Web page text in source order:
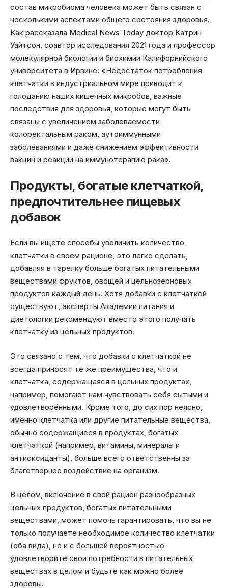
состав микробиома человека может быть связан с
несколькими аспектами общего состояния здоровья.
Как рассказала Medical News Today доктор Катрин
Уайтсон, соавтор исследования 2021 года и профессор
молекулярной биологии и биохимии Калифорнийского
университета в Ирвине: «Недостаток потребления
клетчатки в индустриальном мире приводит к
голоданию наших кишечных микробов, важные
последствия для здоровья, которые могут быть
связаны с увеличением заболеваемости
колоректальным раком, аутоиммунными
заболеваниями и даже снижением эффективности
вакцин и реакции на иммунотерапию рака».
Продукты, богатые клетчаткой,
предпочтительнее пищевых
добавок
Если вы ищете способы увеличить количество
клетчатки в своем рационе, это легко сделать,
добавляя в тарелку больше богатых питательными
веществами фруктов, овощей и цельнозерновых
продуктов каждый день. Хотя добавки с клетчаткой
существуют, эксперты Академии питания и
диетологии рекомендуют вместо этого получать
клетчатку из цельных продуктов.
Это связано с тем, что добавки с клетчаткой не
всегда приносят те же преимущества, что и
клетчатка, содержащаяся в цельных продуктах,
например, помогают нам чувствовать себя сытыми и
удовлетворёнными. Кроме того, до сих пор неясно,
именно клетчатка или другие питательные вещества,
обычно содержащиеся в продуктах, богатых
клетчаткой (например, витамины, минералы и
антиоксиданты), больше всего ответственны за
благотворное воздействие на организм.
В целом, включение в свой рацион разнообразных
цельных продуктов, богатых питательными
веществами, может помочь гарантировать, что вы не
только получаете необходимое количество клетчатки
(оба вида), но и с большей вероятностью
удовлетворите свои потребности в питательных
веществах в целом и будьте как можно более
здоровы.